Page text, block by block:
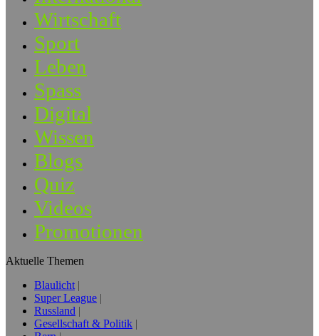
Wirtschaft
Sport
Leben
Spass
Digital
Wissen
Blogs
Quiz
Videos
Promotionen
Aktuelle Themen
Blaulicht
Super League
Russland
Gesellschaft & Politik